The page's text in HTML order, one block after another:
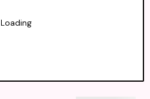
Loading